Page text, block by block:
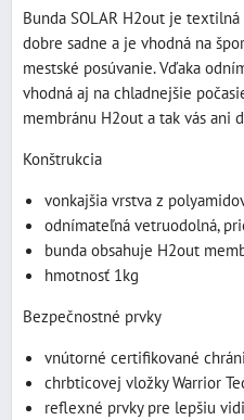
Bunda SOLAR H2out je
dobre sadne a je vhodná na
mestské posúvanie. Vďaka
vhodná aj na chladnejšie
membránu H2out a tak vás ani
Konštrukcia
vonkajšia vrstva z
odnímateľná vetruodolná,
bunda obsahuje H2out
hmotnosť 1kg
Bezpečnostné prvky
vnútorné certifikované
chrbticovej vložky Warrior
reflexné prvky pre lepšiu